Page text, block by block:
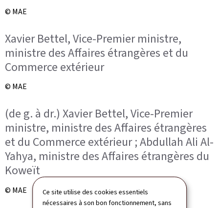
Ce site utilise des cookies essentiels
nécessaires à son bon fonctionnement, sans
© MAE
Xavier Bettel, Vice-Premier ministre,
ministre des Affaires étrangères et du
Commerce extérieur
© MAE
(de g. à dr.) Xavier Bettel, Vice-Premier
ministre, ministre des Affaires étrangères
et du Commerce extérieur ; Abdullah Ali Al-
Yahya, ministre des Affaires étrangères du
Koweït
© MAE